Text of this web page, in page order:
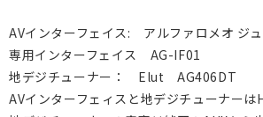
AVインターフェイス: アルファロメオ ジ
専用インターフェイス AG-IF01
地デジチューナー： Elut AG406DT
AVインターフェィスと地デジチューナーは